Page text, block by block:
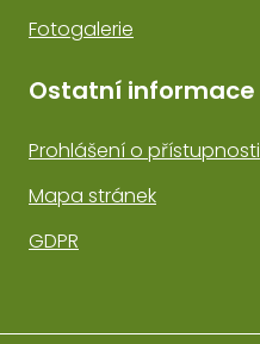
Fotogalerie
Ostatní informace
Prohlášení o přístupnosti
Mapa stránek
GDPR